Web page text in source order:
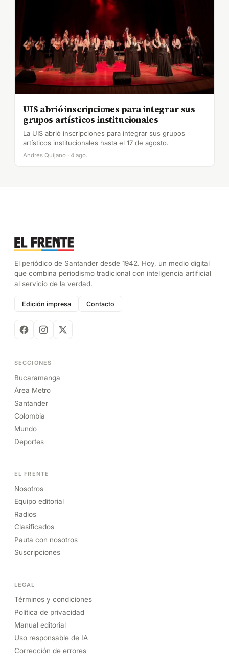
UIS abrió inscripciones para integrar sus
grupos artísticos institucionales
La UIS abrió inscripciones para integrar sus grupos
artísticos institucionales hasta el 17 de agosto.
Andrés Quijano · 4 ago.
El periódico de Santander desde 1942. Hoy, un medio digital
que combina periodismo tradicional con inteligencia artificial
al servicio de la verdad.
Edición impresa Contacto
SECCIONES
Bucaramanga
Área Metro
Santander
Colombia
Mundo
Deportes
EL FRENTE
Nosotros
Equipo editorial
Radios
Clasificados
Pauta con nosotros
Suscripciones
LEGAL
Términos y condiciones
Política de privacidad
Manual editorial
Uso responsable de IA
Corrección de errores